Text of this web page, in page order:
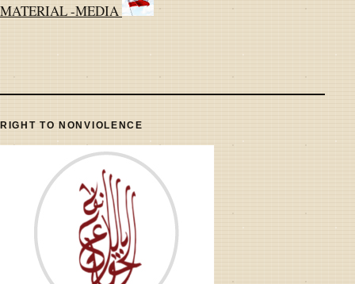
MATERIAL -MEDIA
RIGHT TO NONVIOLENCE